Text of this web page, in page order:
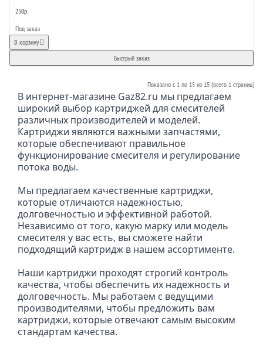
250р.
Под заказ
В корзину
Быстрый заказ
Показано с 1 по 15 из 15 (всего 1 страниц)
В интернет-магазине Gaz82.ru мы предлагаем
широкий выбор картриджей для смесителей
различных производителей и моделей.
Картриджи являются важными запчастями,
которые обеспечивают правильное
функционирование смесителя и регулирование
потока воды.
Мы предлагаем качественные картриджи,
которые отличаются надежностью,
долговечностью и эффективной работой.
Независимо от того, какую марку или модель
смесителя у вас есть, вы сможете найти
подходящий картридж в нашем ассортименте.
Наши картриджи проходят строгий контроль
качества, чтобы обеспечить их надежность и
долговечность. Мы работаем с ведущими
производителями, чтобы предложить вам
картриджи, которые отвечают самым высоким
стандартам качества.